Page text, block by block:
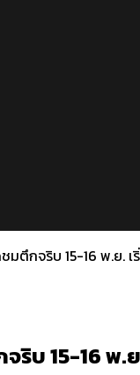
ตึกจริบ 15-16 พ.ย. เ
บ 15-16 พ.ย